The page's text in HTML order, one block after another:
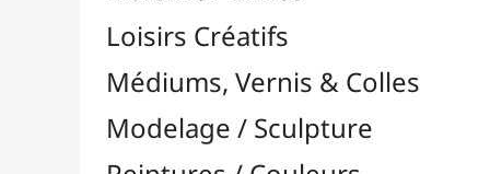
Lampes UV
Mannequins
Nettoyage / Savons
Palettes